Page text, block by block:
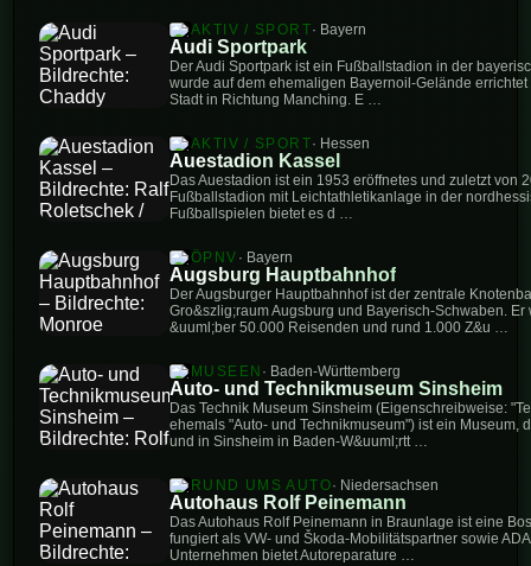
AKTIV / SPORT· Bayern
Audi Sportpark
Der Audi Sportpark ist ein Fußballstadion in der
wurde auf dem ehemaligen Bayernoil-Gelände
Stadt in Richtung Manching. E …
AKTIV / SPORT· Hessen
Auestadion Kassel
Das Auestadion ist ein 1953 eröffnetes und zuletzt von
Fußballstadion mit Leichtathletikanlage in der
Fußballspielen bietet es d …
ÖPNV · Bayern
Augsburg Hauptbahnhof
Der Augsburger Hauptbahnhof ist der zentrale
Gro&szlig;raum Augsburg und Bayerisch-Schwaben.
&uuml;ber 50.000 Reisenden und rund 1.000 Z&u …
MUSEEN · Baden-Württemberg
Auto- und Technikmuseum Sinsheim
Das Technik Museum Sinsheim (Eigenschreibweise:
ehemals "Auto- und Technikmuseum") ist ein Museum,
und in Sinsheim in Baden-W&uuml;rtt …
RUND UMS AUTO· Niedersachsen
Autohaus Rolf Peinemann
Das Autohaus Rolf Peinemann in Braunlage ist eine
fungiert als VW- und Škoda-Mobilitätspartner sowie
Unternehmen bietet Autoreparature …